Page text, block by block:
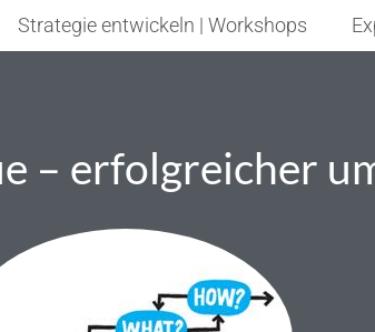
Strategie entwickeln | Workshops
– erfolgreicher